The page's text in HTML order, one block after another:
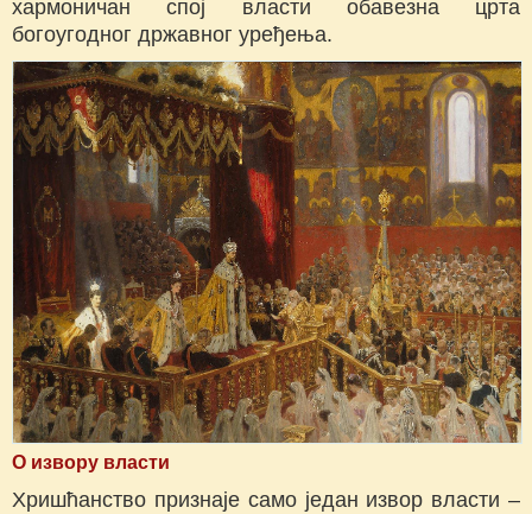
хармоничан спој власти обавезна црта
богоугодног државног уређења.
О извору власти
Хришћанство признаје само један извор власти –